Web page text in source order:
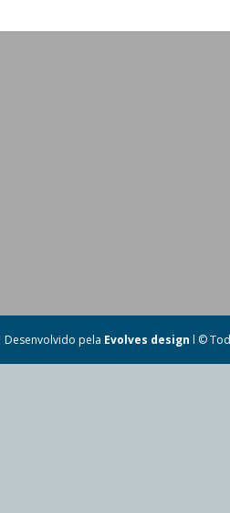
Desenvolvido pela Evolves design l ©